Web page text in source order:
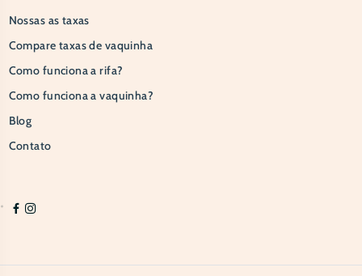
Nossas as taxas
Compare taxas de vaquinha
Como funciona a rifa?
Como funciona a vaquinha?
Blog
Contato